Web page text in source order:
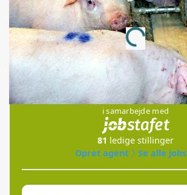
Annonce
Loading...
Jobs
i samarbejde med
81 ledige stillinger
Opret agent
Se alle jobs